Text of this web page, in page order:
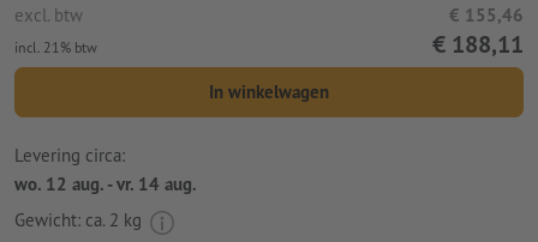
excl. btw € 155,46
incl. 21% btw € 188,11
In winkelwagen
Levering circa:
wo. 12 aug. - vr. 14 aug.
Gewicht: ca. 2 kg